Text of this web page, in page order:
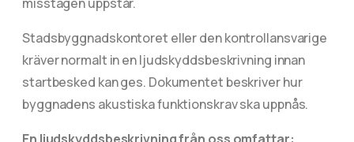
Stadsbyggnadskontoret eller den kontrollansvarige
kräver normalt in en ljudskyddsbeskrivning innan
startbesked kan ges. Dokumentet beskriver hur
byggnadens akustiska funktionskrav ska uppnås.